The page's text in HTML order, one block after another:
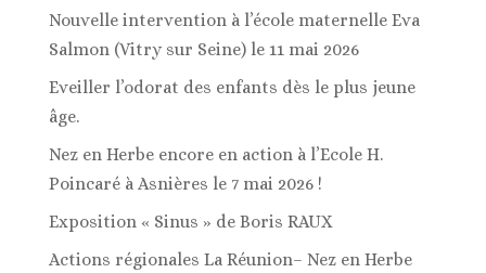
Nouvelle intervention à l’école maternelle Eva
Salmon (Vitry sur Seine) le 11 mai 2026
Eveiller l’odorat des enfants dès le plus jeune
âge.
Nez en Herbe encore en action à l’Ecole H.
Poincaré à Asnières le 7 mai 2026 !
Exposition « Sinus » de Boris RAUX
Actions régionales La Réunion– Nez en Herbe